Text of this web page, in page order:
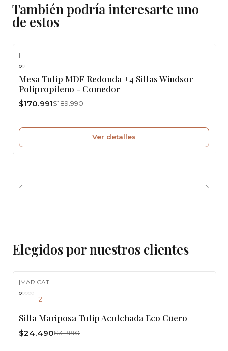
También podría interesarte uno
de estos
Agotado
|
Mesa Tulip MDF Redonda +4 Sillas Windsor
Polipropileno - Comedor
$170.991$189.990
Ver detalles
Elegidos por nuestros clientes
|MARICAT
+2
Silla Mariposa Tulip Acolchada Eco Cuero
$24.490$31.990